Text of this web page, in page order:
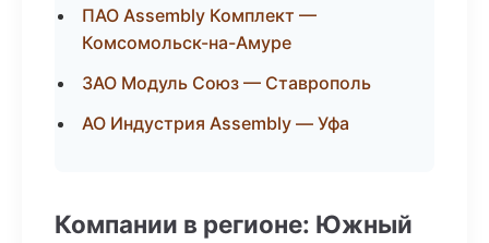
ПАО Assembly Комплект —
Комсомольск-на-Амуре
ЗАО Модуль Союз — Ставрополь
АО Индустрия Assembly — Уфа
Компании в регионе: Южный